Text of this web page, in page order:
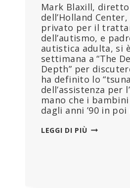
Mark Blaxill,
dell’Holland
privato per il
dell’autismo, e
autistica adulta, si
settimana a “The
Depth” per
ha definito lo
dell’assistenza per
mano che i
dagli anni ’90 in
LEGGI DI PIÙL’EPIDEMIA